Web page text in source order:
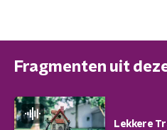
Fragmenten uit
Lekkere